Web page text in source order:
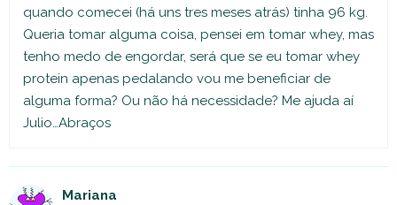
quando comecei (há uns tres meses atrás) tinha 96 kg.
Queria tomar alguma coisa, pensei em tomar whey, mas
tenho medo de engordar, será que se eu tomar whey
protein apenas pedalando vou me beneficiar de
alguma forma? Ou não há necessidade? Me ajuda aí
Julio…Abraços
Mariana